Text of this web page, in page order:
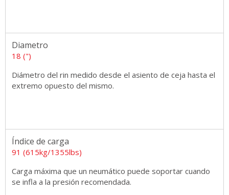
Diametro
18 (")
Diámetro del rin medido desde el asiento de ceja hasta el
extremo opuesto del mismo.
Índice de carga
91 (615kg/1355lbs)
Carga máxima que un neumático puede soportar cuando
se infla a la presión recomendada.